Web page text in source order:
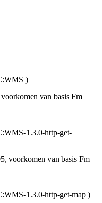
)
van basis Fm
1.3.0-http-get-
voorkomen van basis Fm
1.3.0-http-get-map )